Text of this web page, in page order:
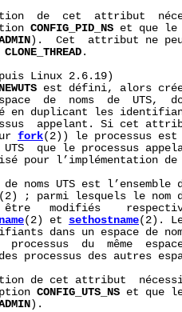
de  cet  attribut
CONFIG_PID_NS et que le
).  Cet  attribut ne
CLONE_THREAD .
Linux 2.6.19)
est défini, alors
de  noms  de  UTS,
en duplicant les
appelant. Si cet
fork(2)) le processus est
que le processus
pour l’implémentation de
noms UTS est l’ensemble
(2) ; parmi lesquels le nom
modifiés
(2) et sethostname(2).
dans un espace de
processus  du  même
processus des autres
de cet attribut
CONFIG_UTS_NS et que
).